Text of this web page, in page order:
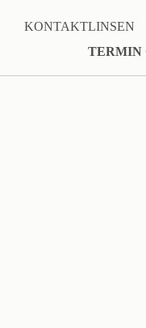
KONTAKTLINSEN
TERMIN